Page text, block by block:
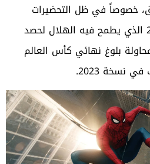
خصوصاً في ظل التحضيرات
المبكرة لموسم 2025-2026 الذي يطمح فيه الهلال لحصد
بلوغ نهائي كأس العالم
نسخة 2023.